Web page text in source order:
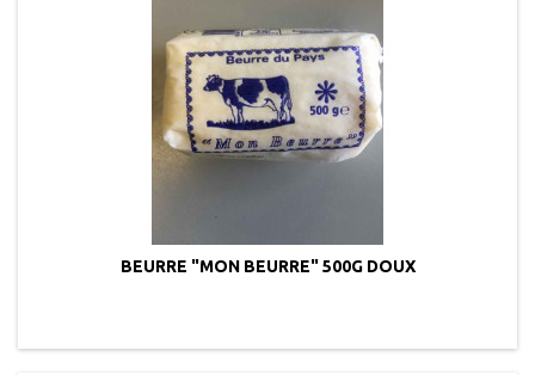
BEURRE "MON BEURRE" 500G DOUX